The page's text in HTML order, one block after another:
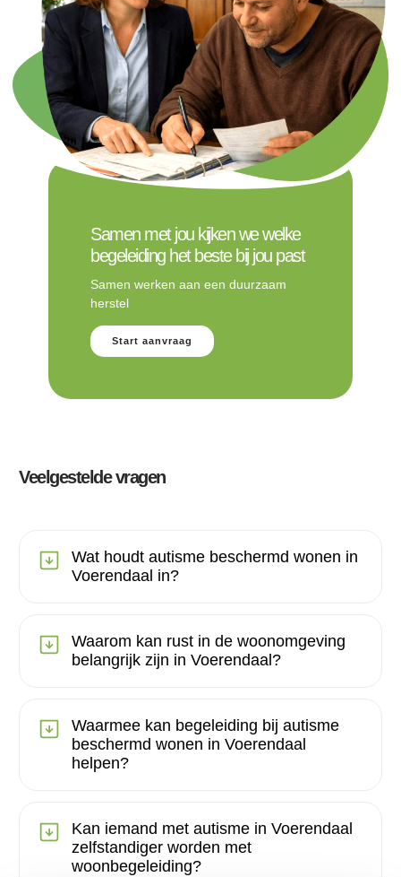
Samen met jou kijken we welke
begeleiding het beste bij jou past
Samen werken aan een duurzaam
herstel
Start aanvraag
Veelgestelde vragen
Wat houdt autisme beschermd wonen in
Voerendaal in?
Waarom kan rust in de woonomgeving
belangrijk zijn in Voerendaal?
Waarmee kan begeleiding bij autisme
beschermd wonen in Voerendaal
helpen?
Kan iemand met autisme in Voerendaal
zelfstandiger worden met
woonbegeleiding?